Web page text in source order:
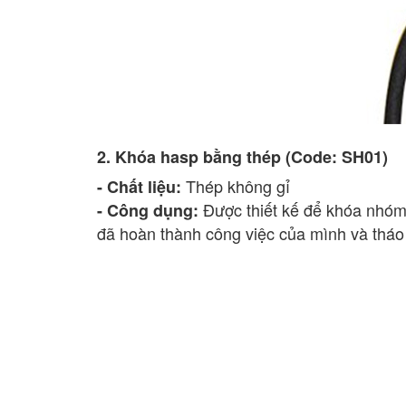
2. Khóa hasp bằng thép (Code: SH01)
- Chất liệu: Thép không gỉ
- Công dụng: Được thiết kế để khóa
đã hoàn thành công việc của mình và